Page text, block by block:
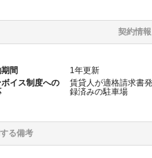
契約情報
間 1年更新
ボイス制度への
賃貸人が適格請求書
録済みの駐車場
る備考